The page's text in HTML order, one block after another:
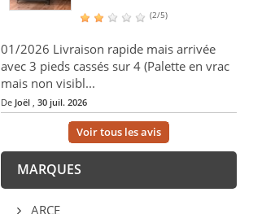
(2/5)
01/2026 Livraison rapide mais arrivée
avec 3 pieds cassés sur 4 (Palette en vrac
mais non visibl...
De Joël, 30 juil. 2026
Voir tous les avis
MARQUES
ARCE